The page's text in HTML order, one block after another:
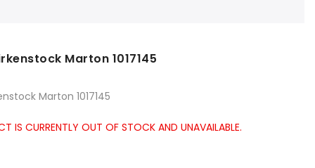
Marton 1017145
Marton 1017145
IS CURRENTLY OUT OF STOCK AND UNAVAILABLE.